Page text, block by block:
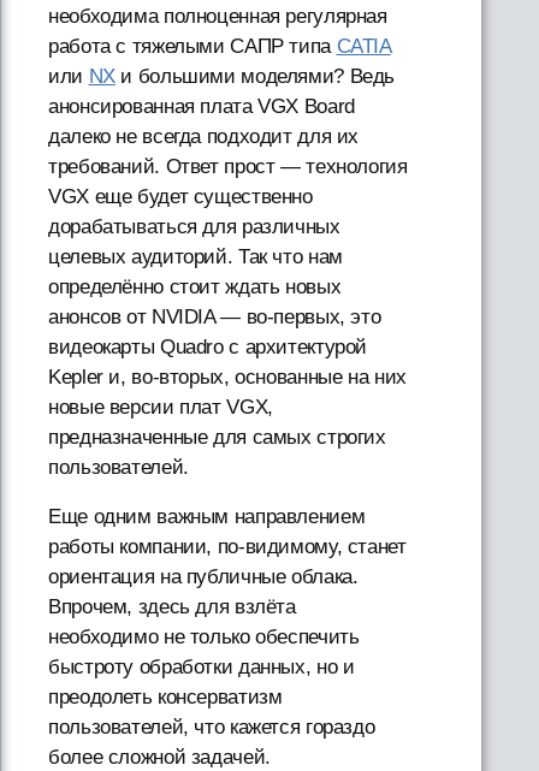
необходима полноценная регулярная
работа с тяжелыми САПР типа CATIA
или NXи большими моделями? Ведь
анонсированная плата VGX Board
далеко не всегда подходит для их
требований. Ответ прост — технология
VGX еще будет существенно
дорабатываться для различных
целевых аудиторий. Так что нам
определённо стоит ждать новых
анонсов от NVIDIA — во-первых, это
видеокарты Quadro с архитектурой
Kepler и, во-вторых, основанные на них
новые версии плат VGX,
предназначенные для самых строгих
пользователей.
Еще одним важным направлением
работы компании, по-видимому, станет
ориентация на публичные облака.
Впрочем, здесь для взлёта
необходимо не только обеспечить
быстроту обработки данных, но и
преодолеть консерватизм
пользователей, что кажется гораздо
более сложной задачей.